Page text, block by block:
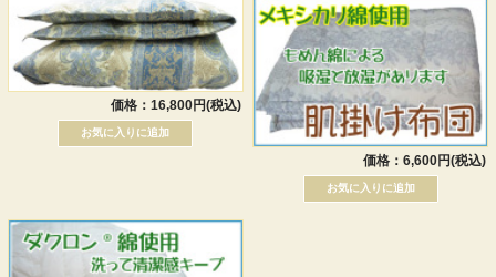
価格：16,800円(税込)
価格：6,600円(税込)